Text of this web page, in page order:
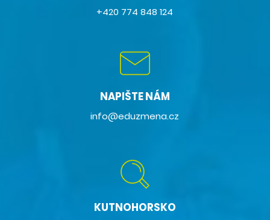
+420 774 848 124
NAPIŠTE NÁM
info@eduzmena.cz
KUTNOHORSKO